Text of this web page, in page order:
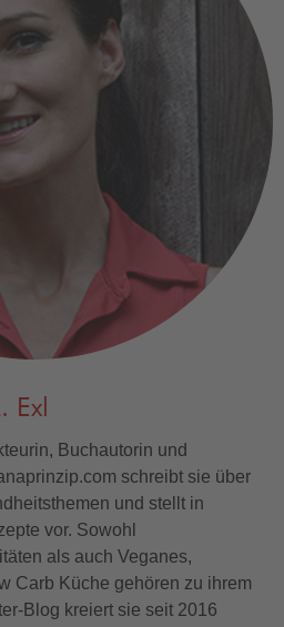
Exl
Buchautorin und
schreibt sie über
und stellt in
vor. Sowohl
als auch Veganes,
Carb Küche gehören zu ihrem
Blog kreiert sie seit 2016